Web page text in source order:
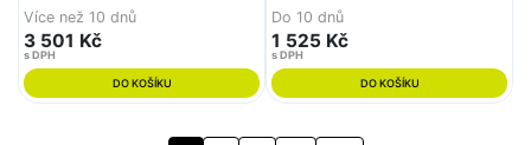
Více než 10 dnů
3 501 Kč
s DPH
DO KOŠÍKU
Do 10 dnů
1 525 Kč
s DPH
DO KOŠÍKU